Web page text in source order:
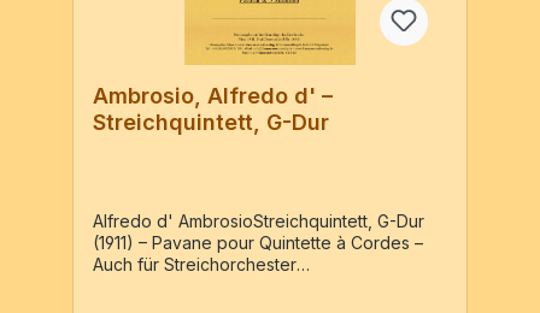
Ambrosio, Alfredo d' –
Streichquintett, G-Dur
Alfredo d' AmbrosioStreichquintett, G-Dur
(1911) – Pavane pour Quintette à Cordes –
Auch für Streichorchester